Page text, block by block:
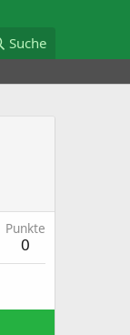
Suche
Punkte
0